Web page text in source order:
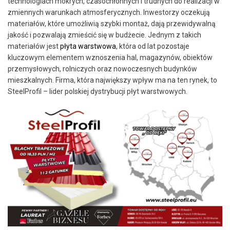
zmiennych warunkach atmosferycznych. Inwestorzy oczekują
materiałów, które umożliwią szybki montaż, dają przewidywalną
jakość i pozwalają zmieścić się w budżecie. Jednym z takich
materiałów jestpłyta warstwowa, która od lat pozostaje
kluczowym elementem wznoszenia hal, magazynów, obiektów
przemysłowych, rolniczych oraz nowoczesnych budynków
mieszkalnych. Firma, która największy wpływ ma na ten rynek, to
SteelProfil – lider polskiej dystrybucji płyt warstwowych.